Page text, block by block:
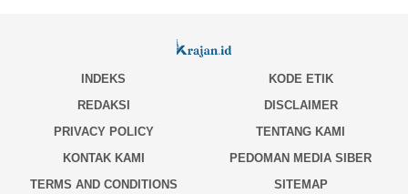
INDEKS
KODE ETIK
REDAKSI
DISCLAIMER
PRIVACY POLICY
TENTANG KAMI
KONTAK KAMI
PEDOMAN MEDIA SIBER
TERMS AND CONDITIONS
SITEMAP